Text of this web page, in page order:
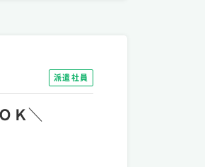
派遣社員
Ｋ＼